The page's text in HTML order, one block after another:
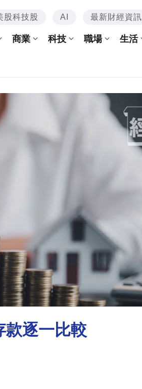
股科技股 AI 最新財經資訊
商業 科技 職場 生活
款逐一比較